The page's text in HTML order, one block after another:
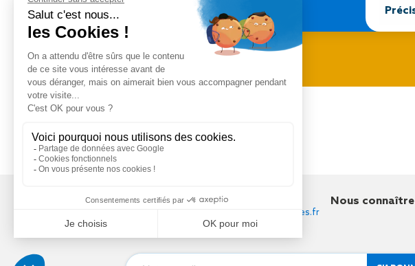
Tél: 03 88 79 84 00
contact@soprema-entreprises.fr
Nous connaître